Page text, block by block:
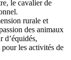
le cavalier de
rurale et
des animaux
d’équidés,
les activités de